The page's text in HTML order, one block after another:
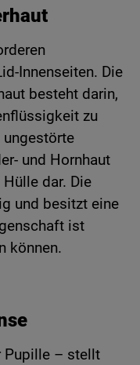
Innenseiten. Die
besteht darin,
zu
ungestörte
und Hornhaut
dar. Die
und besitzt eine
ist
können.
Pupille – stellt